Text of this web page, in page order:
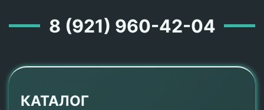
8 (921) 960-42-04
КАТАЛОГ